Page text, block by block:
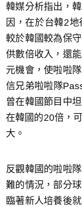
韓媒分析指出，
因，在於台韓2
較於韓國較為保
供數倍收入，還
元機會，使啦啦
信兄弟啦啦隊
曾在韓國節目中
在韓國的20倍，
大。
反觀韓國的啦啦
難的情況，部分
臨著新人培養後